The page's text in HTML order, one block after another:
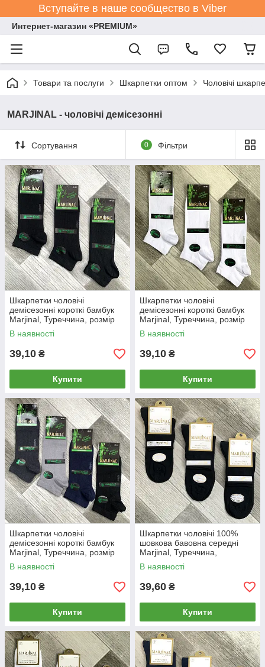
Вступайте в наше сообщество в Viber
Интернет-магазин «PREMIUM»
Товари та послуги Шкарпетки оптом Чоловічі
MARJINAL - чоловічі демісезонні
Сортування 0 Фільтри
Шкарпетки чоловічі
демісезонні короткі бамбук
Marjinal, Туреччина, розмір
40-45, чорні, 08974
В наявності
39,10 ₴
Купити
Шкарпетки чоловічі
демісезонні короткі бамбук
Marjinal, Туреччина, розмір
40-45, білі, 08975
В наявності
39,10 ₴
Купити
Шкарпетки чоловічі
демісезонні короткі бамбук
Marjinal, Туреччина, розмір
40-45, асорті, 08976
В наявності
39,10 ₴
Купити
Шкарпетки чоловічі 100%
шовкова бавовна середні
Marjinal, Туреччина,
ароматизовані, чорні, 742
В наявності
39,60 ₴
Купити